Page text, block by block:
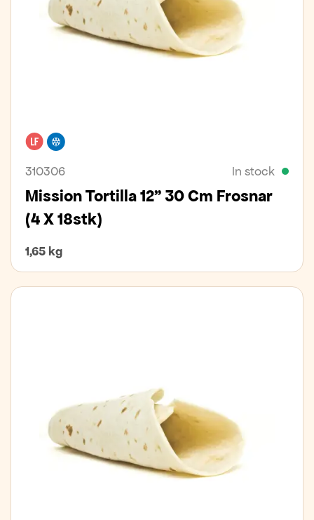
Lactose free
310306 In stock
Mission Tortilla 12" 30 Cm Frosnar
(4 X 18stk)
1,65 kg